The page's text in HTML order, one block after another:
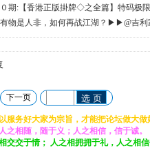
58元宝，只需签到就有。
０期:【香港正版掛牌◇之全篇】特码极
◇综合资料】←已更新.
物是人非，如何再战江湖？▶▶@吉利
言◀◀
下一页 选 页
服务好大家为宗旨，才能把论坛做大做
相随，随于义；人之相信，信于诚。
交交于情； 人之相拥拥于礼，人之相